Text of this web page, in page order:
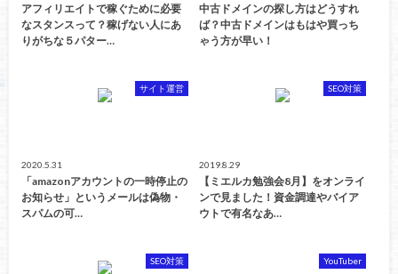
アフィリエイトで稼ぐために必要
なスタンスって？稼げない人にあ
りがちな５パター…
中古ドメインの探し方はどうすれ
ば？中古ドメインはもはや買っち
ゃう方が早い！
サイト運営
2020.5.31
「amazonアカウントの一時停止の
お知らせ」というメールは偽物・
スパムの可…
SEO対策
2019.8.29
【ミエルカ勉強会8月】をオンライ
ンで見ました！資金調達やバイア
ウトで有名なあ…
SEO対策 YouTuber